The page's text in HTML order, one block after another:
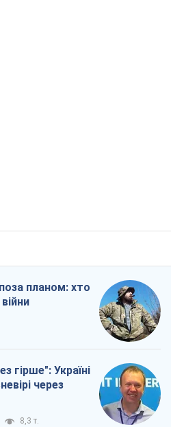
планом: хто
гірше": Україні
через
8,3 т.